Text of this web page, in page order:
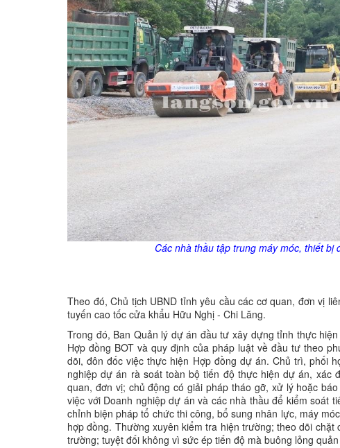
Các nhà thầu tập trung máy móc, thiết
Theo đó, Chủ tịch UBND tỉnh yêu cầu các cơ quan, đơn vị
tuyến cao tốc cửa khẩu Hữu Nghị - Chi Lăng.
Trong đó, Ban Quản lý dự án đầu tư xây dựng tỉnh thực
Hợp đồng BOT và quy định của pháp luật về đầu tư theo
dõi, đôn đốc việc thực hiện Hợp đồng dự án. Chủ trì, phối
nghiệp dự án rà soát toàn bộ tiến độ thực hiện dự án, xác
quan, đơn vị; chủ động có giải pháp tháo gỡ, xử lý hoặc
việc với Doanh nghiệp dự án và các nhà thầu để kiểm soát
chỉnh biện pháp tổ chức thi công, bổ sung nhân lực, máy
hợp đồng. Thường xuyên kiểm tra hiện trường; theo dõi
trường; tuyệt đối không vì sức ép tiến độ mà buông lỏng